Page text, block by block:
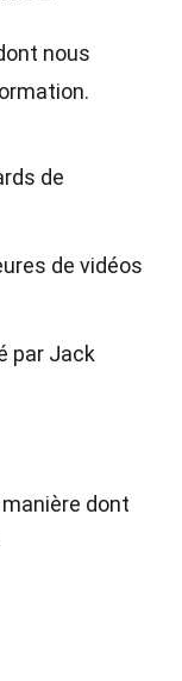
nous
de
de vidéos
par Jack
dont